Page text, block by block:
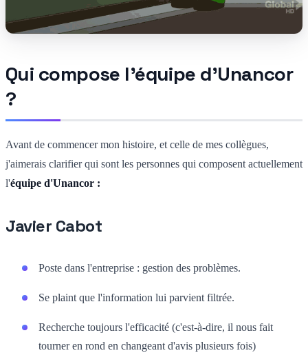
Qui compose l'équipe d'Unancor
?
Avant de commencer mon histoire, et celle de mes collègues,
j'aimerais clarifier qui sont les personnes qui composent actuellement
l'équipe d'Unancor :
Javier Cabot
Poste dans l'entreprise : gestion des problèmes.
Se plaint que l'information lui parvient filtrée.
Recherche toujours l'efficacité (c'est-à-dire, il nous fait
tourner en rond en changeant d'avis plusieurs fois)